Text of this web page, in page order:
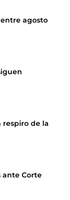
agosto
respiro de la
ante Corte